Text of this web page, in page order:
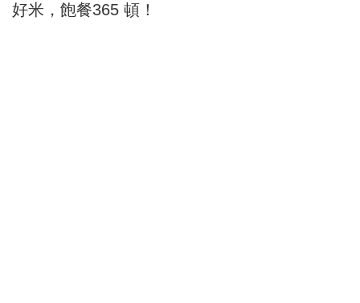
好米，飽餐365 頓！